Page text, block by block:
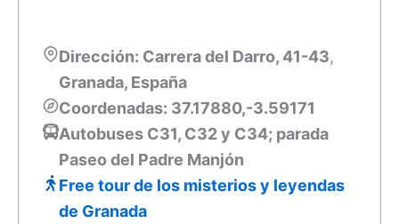
Dirección: Carrera del Darro, 41-43,
Granada, España
Coordenadas: 37.17880,-3.59171
Autobuses C31, C32 y C34; parada
Paseo del Padre Manjón
Free tour de los misterios y leyendas
de Granada